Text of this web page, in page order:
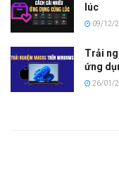
lúc
09/12/
Trải
ứng
26/01/